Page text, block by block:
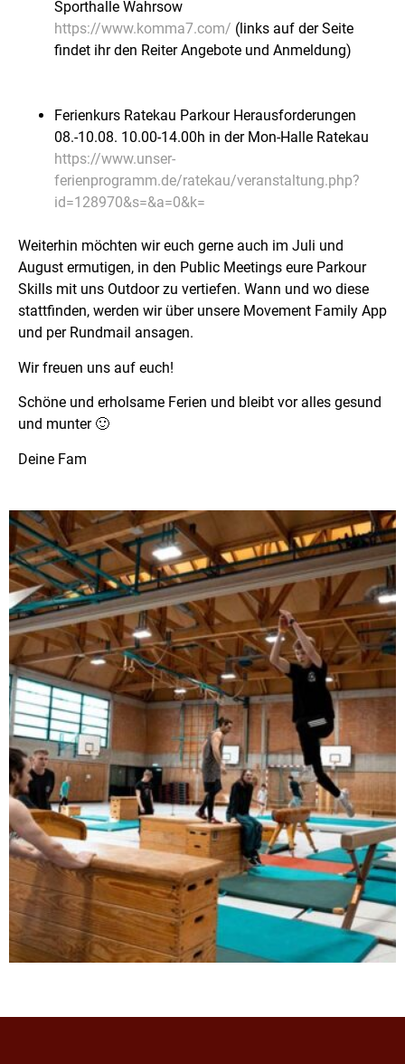
Sporthalle Wahrsow
https://www.komma7.com/ (links auf der Seite
findet ihr den Reiter Angebote und Anmeldung)
Ferienkurs Ratekau Parkour Herausforderungen
08.-10.08. 10.00-14.00h in der Mon-Halle Ratekau
https://www.unser-
ferienprogramm.de/ratekau/veranstaltung.php?
id=128970&s=&a=0&k=
Weiterhin möchten wir euch gerne auch im Juli und
August ermutigen, in den Public Meetings eure Parkour
Skills mit uns Outdoor zu vertiefen. Wann und wo diese
stattfinden, werden wir über unsere Movement Family App
und per Rundmail ansagen.
Wir freuen uns auf euch!
Schöne und erholsame Ferien und bleibt vor alles gesund
und munter 🙂
Deine Fam